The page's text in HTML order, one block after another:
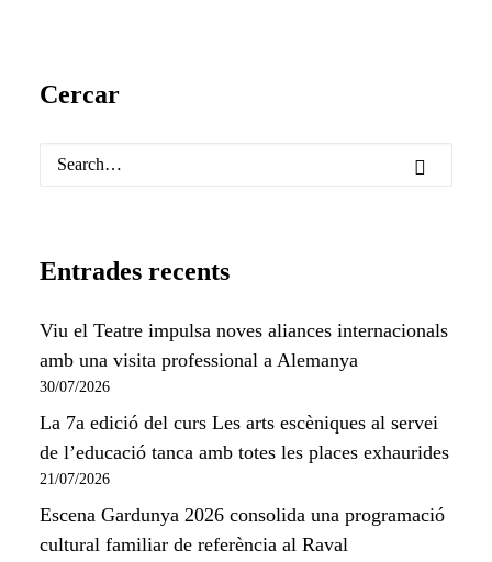
Cercar
Entrades recents
Viu el Teatre impulsa noves aliances internacionals
amb una visita professional a Alemanya
30/07/2026
La 7a edició del curs Les arts escèniques al servei
de l’educació tanca amb totes les places exhaurides
21/07/2026
Escena Gardunya 2026 consolida una programació
cultural familiar de referència al Raval